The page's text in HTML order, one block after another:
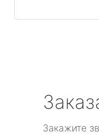
Закажите